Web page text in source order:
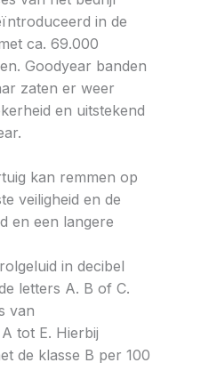
in de
ca. 69.000
Goodyear banden
zaten er weer
en uitstekend
kan remmen op
veiligheid en de
en een langere
in decibel
letters A. B of C.
van
tot E. Hierbij
de klasse B per 100